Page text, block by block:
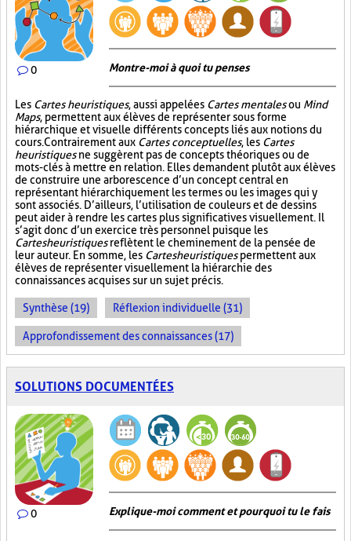
0 Montre-moi à quoi tu penses
Les Cartes heuristiques, aussi appelées Cartes mentalesou Mind
Maps, permettent aux élèves de représenter sous forme
hiérarchique et visuelle différents concepts liés aux notions du
cours. Contrairement aux Cartes conceptuelles, les Cartes
heuristiquesne suggèrent pas de concepts théoriques ou de
mots-clés à mettre en relation. Elles demandent plutôt aux élèves
de construire une arborescence d’un concept central en
représentant hiérarchiquement les termes ou les images qui y
sont associés. D’ailleurs, l’utilisation de couleurs et de dessins
peut aider à rendre les cartes plus significatives visuellement. Il
s’agit donc d’un exercice très personnel puisque les
Cartes heuristiquesreflètent le cheminement de la pensée de
leur auteur. En somme, les Cartes heuristiquespermettent aux
élèves de représenter visuellement la hiérarchie des
connaissances acquises sur un sujet précis.
Synthèse (19) Réflexion individuelle (31)
Approfondissement des connaissances (17)
SOLUTIONS DOCUMENTÉES
0 Explique-moi comment et pourquoi tu le fais